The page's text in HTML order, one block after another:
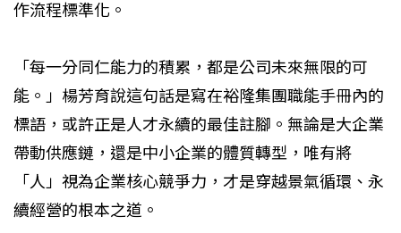
作流程標準化。
「每一分同仁能力的積累，都是公司未來無限的可
能。」楊芳育說這句話是寫在裕隆集團職能手冊內的
標語，或許正是人才永續的最佳註腳。無論是大企業
帶動供應鏈，還是中小企業的體質轉型，唯有將
「人」視為企業核心競爭力，才是穿越景氣循環、永
續經營的根本之道。